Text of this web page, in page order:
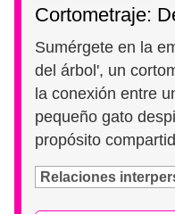
Cortometraje:
Sumérgete en la
del árbol', un
la conexión entre
pequeño gato
propósito
Relaciones